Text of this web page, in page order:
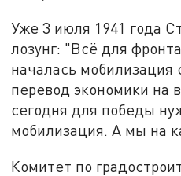
Уже 3 июля 1941 года
лозунг: "Всё для
началась мобилизация
перевод экономики на
сегодня для победы
мобилизация. А мы на
Комитет по